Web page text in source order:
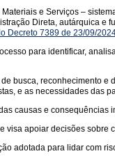
e Serviços –
Direta, autárquica e
Decreto 7389 de 23/09/
para identificar,
busca, reconhecimento
e as necessidades das
causas e
visa apoiar decisões sobre
adotada para lidar com